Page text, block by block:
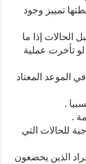
تمييز وجود
الحالات إذا ما
تأخرت عملية
الموعد المعتاد
للحالات التي
الذين يخضعون